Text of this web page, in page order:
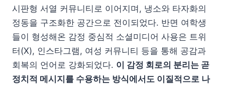
시판형 서열 커뮤니티로 이어지며, 냉소와 타자화의
정동을 구조화한 공간으로 전이되었다. 반면 여학생
들이 형성해온 감정 중심적 소셜미디어 사용은 트위
터(X), 인스타그램, 여성 커뮤니티 등을 통해 공감과
회복의 언어로 강화되었다. 이 감정 회로의 분리는 곧
정치적 메시지를 수용하는 방식에서도 이질적으로 나